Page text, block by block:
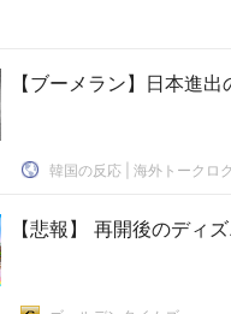
【ブーメラン】日本進
韓国の反応 | 海外トークロ
【悲報】 再開後のディ